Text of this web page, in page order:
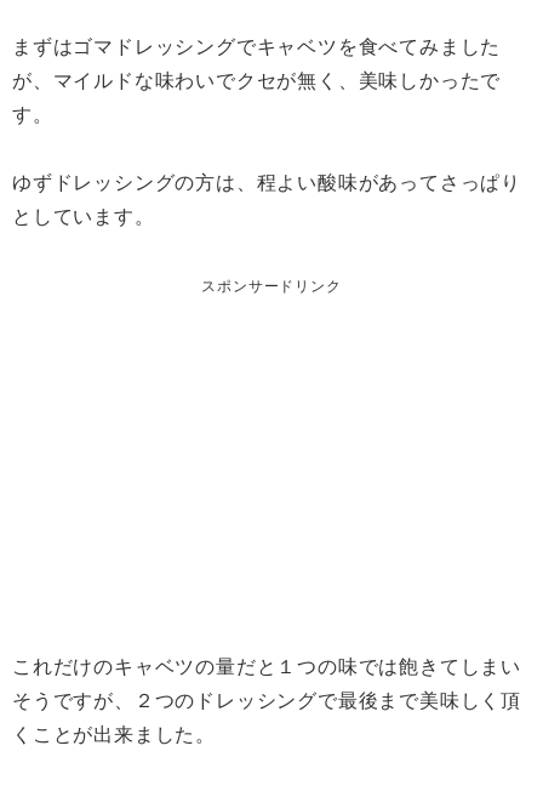
まずはゴマドレッシングでキャベツを食べてみました
が、マイルドな味わいでクセが無く、美味しかったで
す。
ゆずドレッシングの方は、程よい酸味があってさっぱり
としています。
スポンサードリンク
これだけのキャベツの量だと１つの味では飽きてしまい
そうですが、２つのドレッシングで最後まで美味しく頂
くことが出来ました。